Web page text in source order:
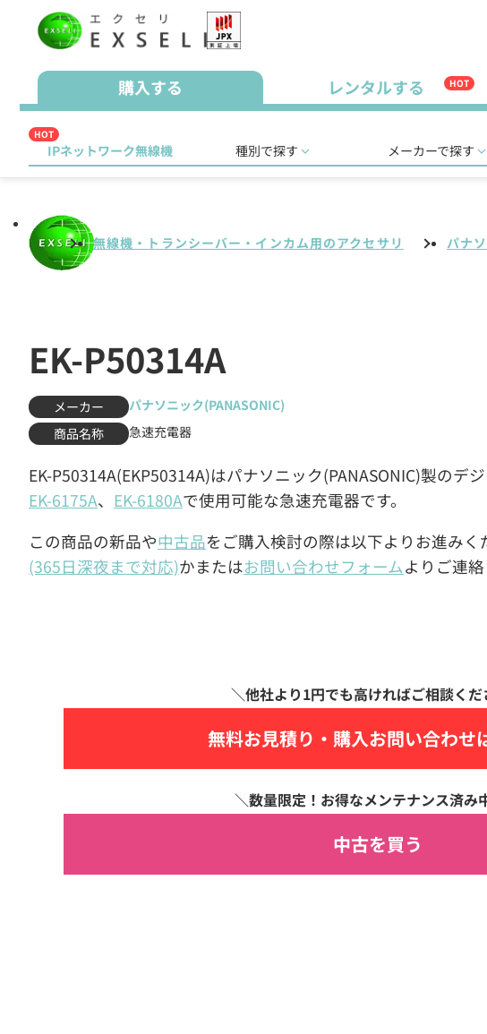
購入する レンタルする HOT
HOT
IPネットワーク無線機 種別で探す メーカーで探す
無線機・トランシーバー・インカム用のアクセサリ パナ
EK-P50314A
メーカー
パナソニック(PANASONIC)
商品名称
急速充電器
EK-P50314A(EKP50314A)はパナソニック(PANASONIC)製のデ
EK-6175A、 EK-6180Aで使用可能な急速充電器です。
この商品の新品や中古品をご購入検討の際は以下よりお進み
(365日深夜まで対応)かまたはお問い合わせフォームよりご連絡
無料お見積り・ 購入お問い合わせ
中古を買う